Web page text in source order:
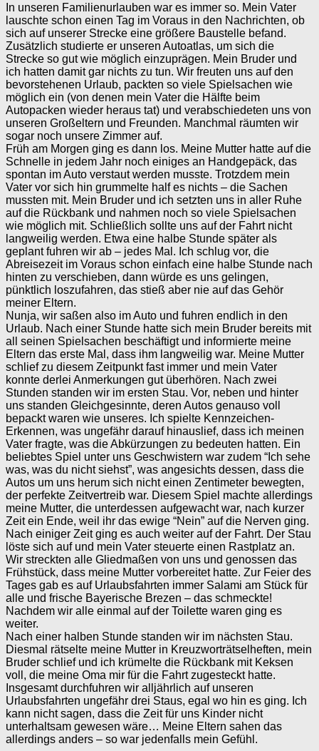
In unseren Familienurlauben war es immer so. Mein Vater
lauschte schon einen Tag im Voraus in den Nachrichten, ob
sich auf unserer Strecke eine größere Baustelle befand.
Zusätzlich studierte er unseren Autoatlas, um sich die
Strecke so gut wie möglich einzuprägen. Mein Bruder und
ich hatten damit gar nichts zu tun. Wir freuten uns auf den
bevorstehenen Urlaub, packten so viele Spielsachen wie
möglich ein (von denen mein Vater die Hälfte beim
Autopacken wieder heraus tat) und verabschiedeten uns von
unseren Großeltern und Freunden. Manchmal räumten wir
sogar noch unsere Zimmer auf.
Früh am Morgen ging es dann los. Meine Mutter hatte auf die
Schnelle in jedem Jahr noch einiges an Handgepäck, das
spontan im Auto verstaut werden musste. Trotzdem mein
Vater vor sich hin grummelte half es nichts – die Sachen
mussten mit. Mein Bruder und ich setzten uns in aller Ruhe
auf die Rückbank und nahmen noch so viele Spielsachen
wie möglich mit. Schließlich sollte uns auf der Fahrt nicht
langweilig werden. Etwa eine halbe Stunde später als
geplant fuhren wir ab – jedes Mal. Ich schlug vor, die
Abreisezeit im Voraus schon einfach eine halbe Stunde nach
hinten zu verschieben, dann würde es uns gelingen,
pünktlich loszufahren, das stieß aber nie auf das Gehör
meiner Eltern.
Nunja, wir saßen also im Auto und fuhren endlich in den
Urlaub. Nach einer Stunde hatte sich mein Bruder bereits mit
all seinen Spielsachen beschäftigt und informierte meine
Eltern das erste Mal, dass ihm langweilig war. Meine Mutter
schlief zu diesem Zeitpunkt fast immer und mein Vater
konnte derlei Anmerkungen gut überhören. Nach zwei
Stunden standen wir im ersten Stau. Vor, neben und hinter
uns standen Gleichgesinnte, deren Autos genauso voll
bepackt waren wie unseres. Ich spielte Kennzeichen-
Erkennen, was ungefähr darauf hinauslief, dass ich meinen
Vater fragte, was die Abkürzungen zu bedeuten hatten. Ein
beliebtes Spiel unter uns Geschwistern war zudem “Ich sehe
was, was du nicht siehst”, was angesichts dessen, dass die
Autos um uns herum sich nicht einen Zentimeter bewegten,
der perfekte Zeitvertreib war. Diesem Spiel machte allerdings
meine Mutter, die unterdessen aufgewacht war, nach kurzer
Zeit ein Ende, weil ihr das ewige “Nein” auf die Nerven ging.
Nach einiger Zeit ging es auch weiter auf der Fahrt. Der Stau
löste sich auf und mein Vater steuerte einen Rastplatz an.
Wir streckten alle Gliedmaßen von uns und genossen das
Frühstück, dass meine Mutter vorbereitet hatte. Zur Feier des
Tages gab es auf Urlaubsfahrten immer Salami am Stück für
alle und frische Bayerische Brezen – das schmeckte!
Nachdem wir alle einmal auf der Toilette waren ging es
weiter.
Nach einer halben Stunde standen wir im nächsten Stau.
Diesmal rätselte meine Mutter in Kreuzworträtselheften, mein
Bruder schlief und ich krümelte die Rückbank mit Keksen
voll, die meine Oma mir für die Fahrt zugesteckt hatte.
Insgesamt durchfuhren wir alljährlich auf unseren
Urlaubsfahrten ungefähr drei Staus, egal wo hin es ging. Ich
kann nicht sagen, dass die Zeit für uns Kinder nicht
unterhaltsam gewesen wäre… Meine Eltern sahen das
allerdings anders – so war jedenfalls mein Gefühl.